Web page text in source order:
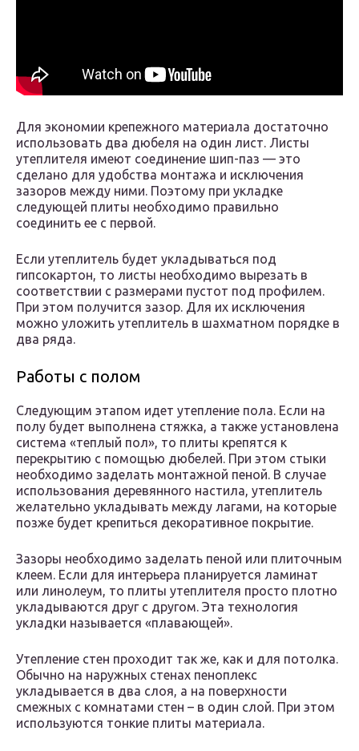
Для экономии крепежного материала достаточно
использовать два дюбеля на один лист. Листы
утеплителя имеют соединение шип-паз — это
сделано для удобства монтажа и исключения
зазоров между ними. Поэтому при укладке
следующей плиты необходимо правильно
соединить ее с первой.
Если утеплитель будет укладываться под
гипсокартон, то листы необходимо вырезать в
соответствии с размерами пустот под профилем.
При этом получится зазор. Для их исключения
можно уложить утеплитель в шахматном порядке в
два ряда.
Работы с полом
Следующим этапом идет утепление пола. Если на
полу будет выполнена стяжка, а также установлена
система «теплый пол», то плиты крепятся к
перекрытию с помощью дюбелей. При этом стыки
необходимо заделать монтажной пеной. В случае
использования деревянного настила, утеплитель
желательно укладывать между лагами, на которые
позже будет крепиться декоративное покрытие.
Зазоры необходимо заделать пеной или плиточным
клеем. Если для интерьера планируется ламинат
или линолеум, то плиты утеплителя просто плотно
укладываются друг с другом. Эта технология
укладки называется «плавающей».
Утепление стен проходит так же, как и для потолка.
Обычно на наружных стенах пеноплекс
укладывается в два слоя, а на поверхности
смежных с комнатами стен – в один слой. При этом
используются тонкие плиты материала.